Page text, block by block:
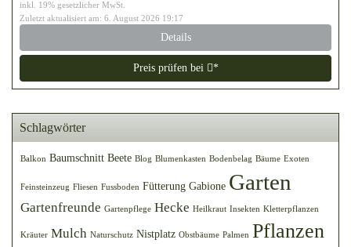
inkl. 19% gesetzlicher MwSt.
Zuletzt aktualisiert am: 6. August 2026 19:17
Details
Preis prüfen bei *
Schlagwörter
Balkon Baumschnitt Beete Blog Blumenkasten Bodenbelag Bäume Exoten
Feinsteinzeug Fliesen Fussboden Fütterung Gabione Garten
Gartenfreunde Gartenpflege Hecke Heilkraut Insekten Kletterpflanzen
Kräuter Mulch Naturschutz Nistplatz Obstbäume Palmen Pflanzen